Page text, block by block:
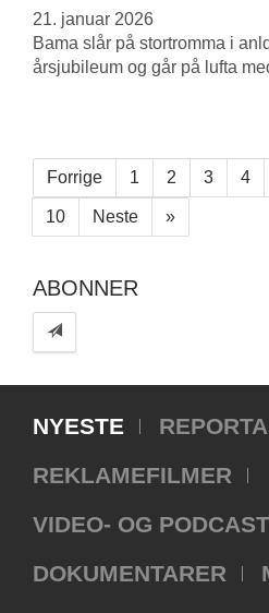
21. januar 2026
Bama slår på stortromma i
årsjubileum og går på lufta
Forrige 1 2 3 4
10 Neste »
ABONNER
NYESTE
REKLAMEFILMER
VIDEO- OG
DOKUMENTARER